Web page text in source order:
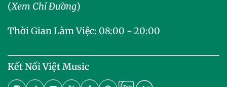
(Xem Chỉ Đường)
Thời Gian Làm Việc: 08:00 - 20:00
Kết Nối Việt Music